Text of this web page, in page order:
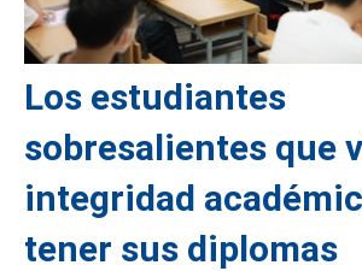
Los estudiantes
sobresalientes que
integridad
tener sus diplomas